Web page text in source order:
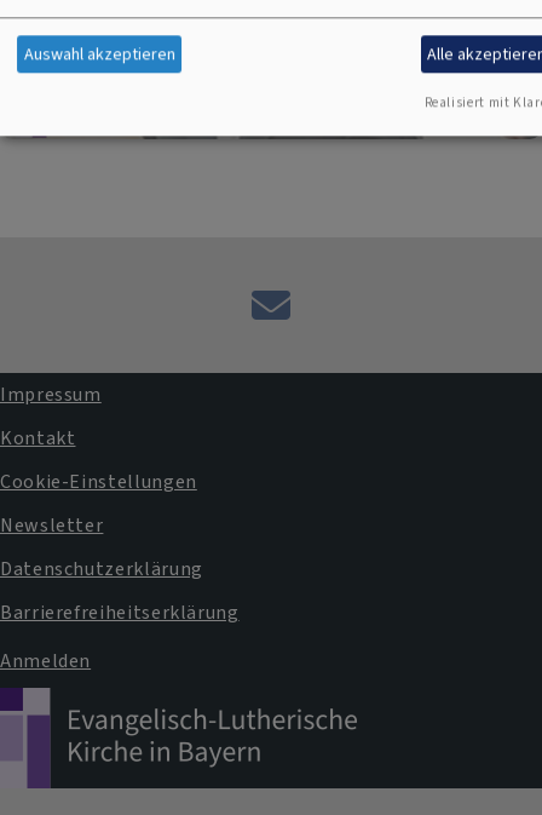
E-
Fußbereichsmenü
Impressum
Kontakt
Cookie-Einstellungen
Newsletter
Datenschutzerklärung
Barrierefreiheitserklärung
Benutzermenü
Anmelden
Auswahl akzeptieren Alle
Realisiert mit